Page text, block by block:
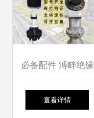
必备配件 溥畔绝缘
接头与绝缘法兰在
查看详情